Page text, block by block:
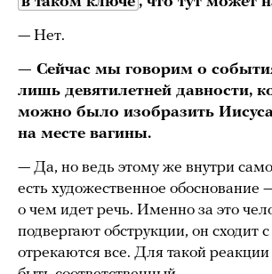
— Нет.
— Сейчас мы говорим о
лишь девятилетней давности,
можно было изобразить
на месте вагины.
— Да, но ведь этому же внутри
есть художественное обоснование
о чем идет речь. Именно за это
подвергают обструкции, он сходит
отрекаются все. Для такой